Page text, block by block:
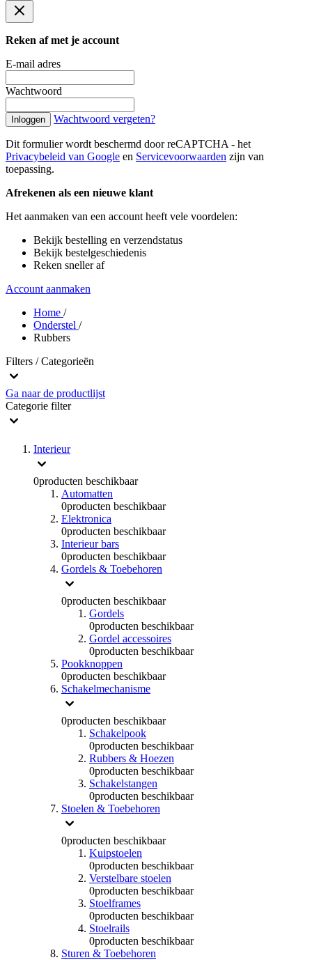
Reken af met je account
E-mail adres
Wachtwoord
Inloggen Wachtwoord vergeten?
Dit formulier wordt beschermd door reCAPTCHA - het
Privacybeleid van Google en Servicevoorwaarden zijn van
toepassing.
Afrekenen als een nieuwe klant
Het aanmaken van een account heeft vele voordelen:
Bekijk bestelling en verzendstatus
Bekijk bestelgeschiedenis
Reken sneller af
Account aanmaken
Home /
Onderstel /
Rubbers
Filters / Categorieën
Ga naar de productlijst
Categorie filter
Interieur
0producten beschikbaar
Automatten
0producten beschikbaar
Elektronica
0producten beschikbaar
Interieur bars
0producten beschikbaar
Gordels & Toebehoren
0producten beschikbaar
Gordels
0producten beschikbaar
Gordel accessoires
0producten beschikbaar
Pookknoppen
0producten beschikbaar
Schakelmechanisme
0producten beschikbaar
Schakelpook
0producten beschikbaar
Rubbers & Hoezen
0producten beschikbaar
Schakelstangen
0producten beschikbaar
Stoelen & Toebehoren
0producten beschikbaar
Kuipstoelen
0producten beschikbaar
Verstelbare stoelen
0producten beschikbaar
Stoelframes
0producten beschikbaar
Stoelrails
0producten beschikbaar
Sturen & Toebehoren